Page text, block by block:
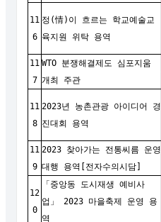
11
6
정(情)이 흐르는 학교예술교
육지원 위탁 용역
11
7
WTO 분쟁해결제도 심포지움
개최 주관
11
8
2023년 농촌관광 아이디어 경
진대회 용역
11
9
2023 찾아가는 전통씨름 운영
대행 용역[전자수의시담]
12
0
「중앙동 도시재생 예비사
업」 2023 마을축제 운영 용
역